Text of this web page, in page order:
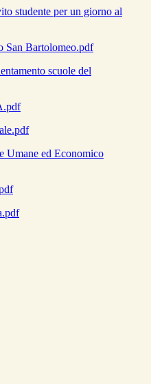
studente per un giorno al
San Bartolomeo.pdf
scuole del
Umane ed Economico